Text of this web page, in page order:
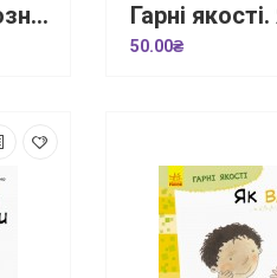
Безліч емоцій. Що означає кожна? Частина 2
50.00₴